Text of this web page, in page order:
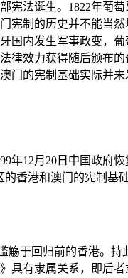
宪法诞生。1822年
宪制的历史并不能当
国内发生军事政变，
效力获得随后颁布
门的宪制基础实际并
12月20日中国政府
香港和澳门的宪制
于回归前的香港。持
有隶属关系，即后